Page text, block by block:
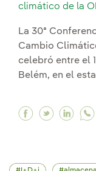
climático de la
La 30ª
Cambio
celebró entre el
Belém, en el
Facebook
Twitter